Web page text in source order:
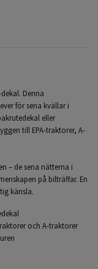
Denna
för sena kvällar i
eller
till EPA-traktorer, A-
– de sena nätterna i
på bilträffar. En
känsla.
och A-traktorer